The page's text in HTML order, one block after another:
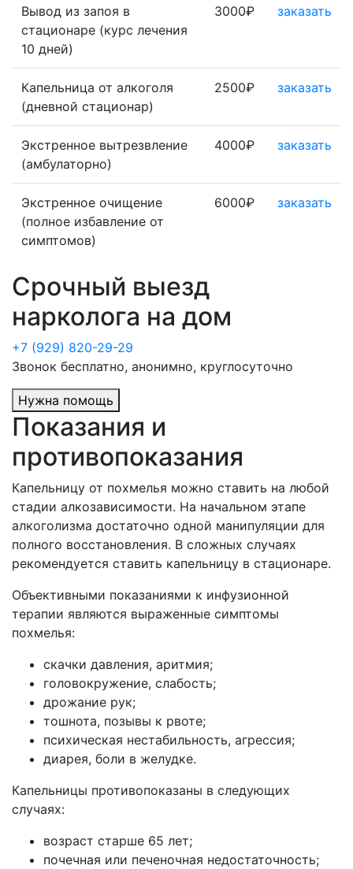
Вывод из запоя в
стационаре (курс лечения
10 дней)
3000₽ заказать
Капельница от алкоголя
(дневной стационар)
2500₽ заказать
Экстренное вытрезвление
(амбулаторно)
4000₽ заказать
Экстренное очищение
(полное избавление от
симптомов)
6000₽ заказать
Срочный выезд
нарколога на дом
+7 (929) 820-29-29
Звонок бесплатно, анонимно, круглосуточно
Нужна помощь
Показания и
противопоказания
Капельницу от похмелья можно ставить на любой
стадии алкозависимости. На начальном этапе
алкоголизма достаточно одной манипуляции для
полного восстановления. В сложных случаях
рекомендуется ставить капельницу в стационаре.
Объективными показаниями к инфузионной
терапии являются выраженные симптомы
похмелья:
скачки давления, аритмия;
головокружение, слабость;
дрожание рук;
тошнота, позывы к рвоте;
психическая нестабильность, агрессия;
диарея, боли в желудке.
Капельницы противопоказаны в следующих
случаях:
возраст старше 65 лет;
почечная или печеночная недостаточность;